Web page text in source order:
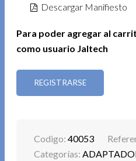
Descargar Manifiesto
Para poder agregar al
como usuario Jaltech
REGISTRARSE
Codigo:40053
Categorías: